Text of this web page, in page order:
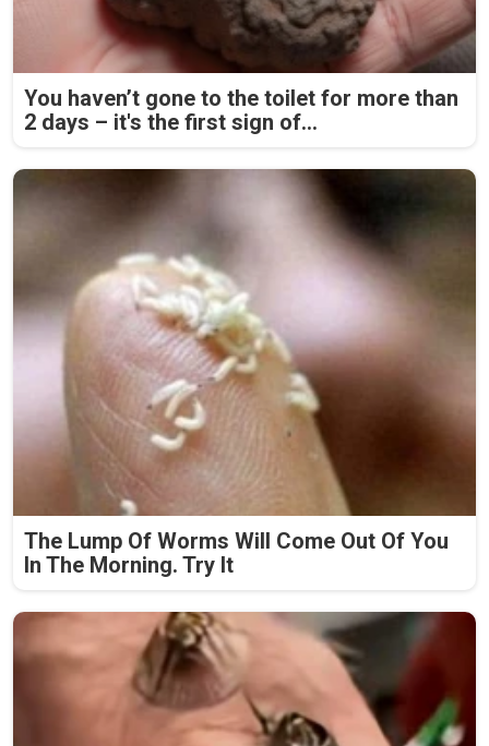
You haven’t gone to the toilet for more than
2 days – it's the first sign of...
The Lump Of Worms Will Come Out Of You
In The Morning. Try It